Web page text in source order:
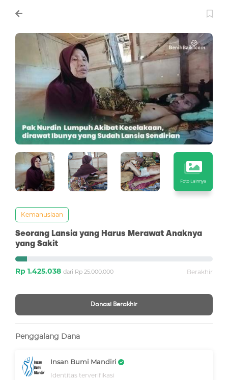
Foto Lainnya
Kemanusiaan
Seorang Lansia yang Harus Merawat Anaknya
yang Sakit
Rp 1.425.038 dari Rp 25.000.000 Berakhir
Donasi Berakhir
Penggalang Dana
Insan Bumi Mandiri
Identitas terverifikasi